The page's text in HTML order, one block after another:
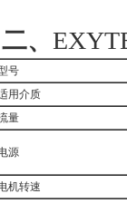
二、
号
用介质
量
源
机转速